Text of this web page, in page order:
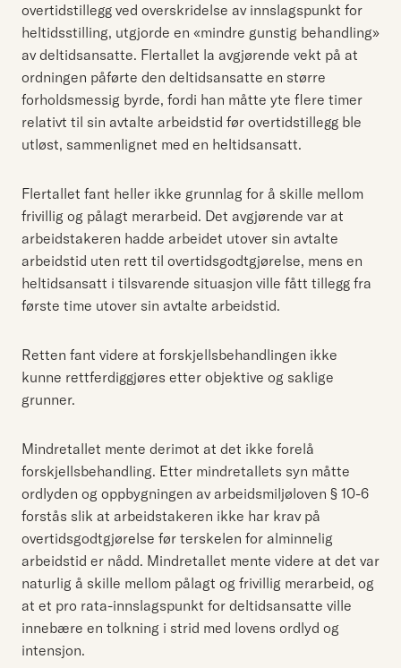
overtidstillegg ved overskridelse av innslagspunkt for
heltidsstilling, utgjorde en «mindre gunstig behandling»
av deltidsansatte. Flertallet la avgjørende vekt på at
ordningen påførte den deltidsansatte en større
forholdsmessig byrde, fordi han måtte yte flere timer
relativt til sin avtalte arbeidstid før overtidstillegg ble
utløst, sammenlignet med en heltidsansatt.
Flertallet fant heller ikke grunnlag for å skille mellom
frivillig og pålagt merarbeid. Det avgjørende var at
arbeidstakeren hadde arbeidet utover sin avtalte
arbeidstid uten rett til overtidsgodtgjørelse, mens en
heltidsansatt i tilsvarende situasjon ville fått tillegg fra
første time utover sin avtalte arbeidstid.
Retten fant videre at forskjellsbehandlingen ikke
kunne rettferdiggjøres etter objektive og saklige
grunner.
Mindretallet mente derimot at det ikke forelå
forskjellsbehandling. Etter mindretallets syn måtte
ordlyden og oppbygningen av arbeidsmiljøloven § 10-6
forstås slik at arbeidstakeren ikke har krav på
overtidsgodtgjørelse før terskelen for alminnelig
arbeidstid er nådd. Mindretallet mente videre at det var
naturlig å skille mellom pålagt og frivillig merarbeid, og
at et pro rata-innslagspunkt for deltidsansatte ville
innebære en tolkning i strid med lovens ordlyd og
intensjon.